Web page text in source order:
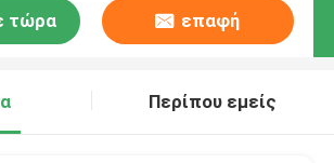
τώρα επαφή
Περίπου εμείς